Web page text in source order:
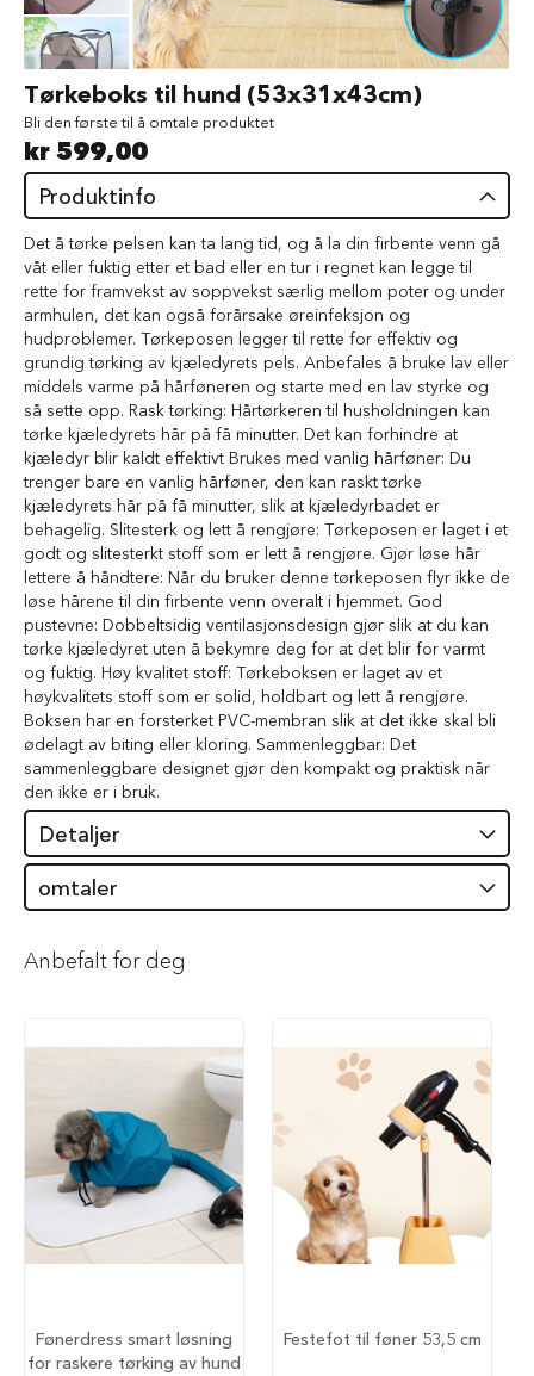
d
V
å
t
f
ô
r
i
l
h
u
n
d
G
o
d
b
i
t
e
r
t
i
l
h
n
d
T
y
g
g
e
b
e
i
t
i
h
l
g
p
å
h
n
d
t
Tørkeboks til hund (53x31x43cm)
Bli den første til å omtale produktet
kr 599,00
Produktinfo
Det å tørke pelsen kan ta lang tid, og å la din firbente venn gå
våt eller fuktig etter et bad eller en tur i regnet kan legge til
rette for framvekst av soppvekst særlig mellom poter og under
armhulen, det kan også forårsake øreinfeksjon og
hudproblemer. Tørkeposen legger til rette for effektiv og
grundig tørking av kjæledyrets pels. Anbefales å bruke lav eller
middels varme på hårføneren og starte med en lav styrke og
så sette opp. Rask tørking: Hårtørkeren til husholdningen kan
tørke kjæledyrets hår på få minutter. Det kan forhindre at
kjæledyr blir kaldt effektivt Brukes med vanlig hårføner: Du
trenger bare en vanlig hårføner, den kan raskt tørke
kjæledyrets hår på få minutter, slik at kjæledyrbadet er
behagelig. Slitesterk og lett å rengjøre: Tørkeposen er laget i et
godt og slitesterkt stoff som er lett å rengjøre. Gjør løse hår
lettere å håndtere: Når du bruker denne tørkeposen flyr ikke de
løse hårene til din firbente venn overalt i hjemmet. God
pustevne: Dobbeltsidig ventilasjonsdesign gjør slik at du kan
tørke kjæledyret uten å bekymre deg for at det blir for varmt
og fuktig. Høy kvalitet stoff: Tørkeboksen er laget av et
høykvalitets stoff som er solid, holdbart og lett å rengjøre.
Boksen har en forsterket PVC-membran slik at det ikke skal bli
ødelagt av biting eller kloring. Sammenleggbar: Det
sammenleggbare designet gjør den kompakt og praktisk når
den ikke er i bruk.
Detaljer
omtaler
til
begynnelsen
av
bildegalleri
Anbefalt for deg
Fønerdress smart løsning
for raskere tørking av hund
Festefot til føner 53,5 cm